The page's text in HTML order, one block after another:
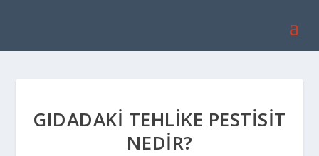
GIDADAKI TEHLIKE PESTISIT
NEDIR?